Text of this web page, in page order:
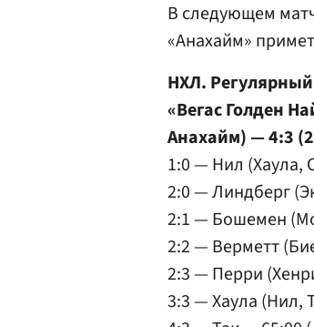
В следующем
«Анахайм»
НХЛ.
«Вегас Голден
Анахайм) — 4:3
1:0 — Нил (Хаула,
2:0 — Линдберг
2:1 — Бошемен
2:2 — Верметт
2:3 — Перри
3:3 — Хаула (Нил,